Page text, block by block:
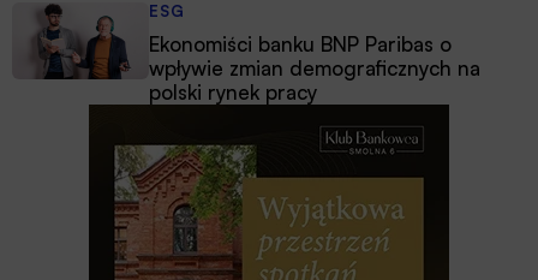
ESG
Ekonomiści banku BNP Paribas o
wpływie zmian demograficznych na
polski rynek pracy